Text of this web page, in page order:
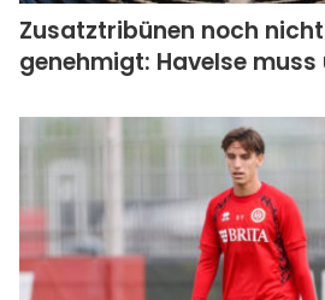
Zusatztribünen noch nicht
genehmigt: Havelse muss